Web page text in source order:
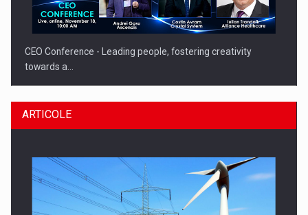
CEO Conference - Leading people, fostering creativity
towards a…
ARTICOLE